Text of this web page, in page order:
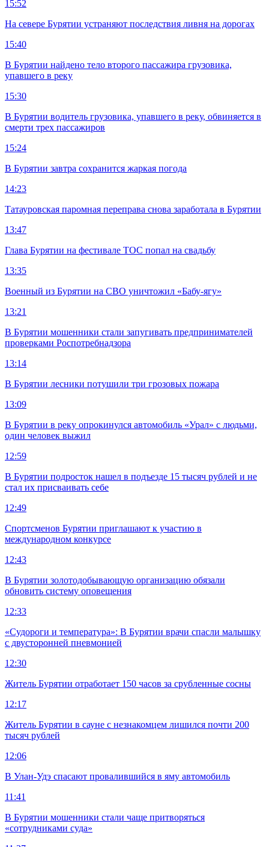
15:52
На севере Бурятии устраняют последствия ливня на дорогах
15:40
В Бурятии найдено тело второго пассажира грузовика,
упавшего в реку
15:30
В Бурятии водитель грузовика, упавшего в реку, обвиняется в
смерти трех пассажиров
15:24
В Бурятии завтра сохранится жаркая погода
14:23
Татауровская паромная переправа снова заработала в Бурятии
13:47
Глава Бурятии на фестивале ТОС попал на свадьбу
13:35
Военный из Бурятии на СВО уничтожил «Бабу-ягу»
13:21
В Бурятии мошенники стали запугивать предпринимателей
проверками Роспотребнадзора
13:14
В Бурятии лесники потушили три грозовых пожара
13:09
В Бурятии в реку опрокинулся автомобиль «Урал» с людьми,
один человек выжил
12:59
В Бурятии подросток нашел в подъезде 15 тысяч рублей и не
стал их присваивать себе
12:49
Спортсменов Бурятии приглашают к участию в
международном конкурсе
12:43
В Бурятии золотодобывающую организацию обязали
обновить систему оповещения
12:33
«Судороги и температура»: В Бурятии врачи спасли малышку
с двусторонней пневмонией
12:30
Житель Бурятии отработает 150 часов за срубленные сосны
12:17
Житель Бурятии в сауне с незнакомцем лишился почти 200
тысяч рублей
12:06
В Улан-Удэ спасают провалившийся в яму автомобиль
11:41
В Бурятии мошенники стали чаще притворяться
«сотрудниками суда»